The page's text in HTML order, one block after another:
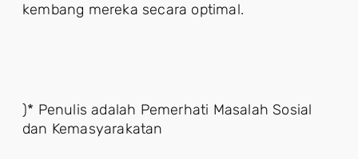
kembang mereka secara optimal.
)* Penulis adalah Pemerhati Masalah Sosial
dan Kemasyarakatan